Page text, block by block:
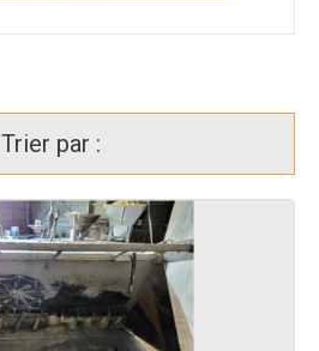
Trier par :